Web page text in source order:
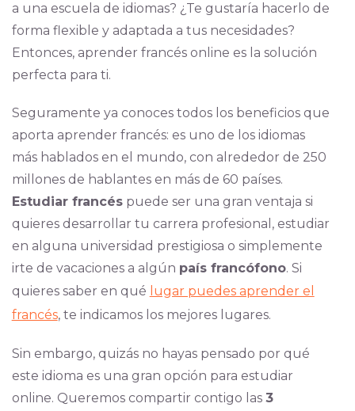
a una escuela de idiomas? ¿Te gustaría hacerlo de
forma flexible y adaptada a tus necesidades?
Entonces, aprender francés online es la solución
perfecta para ti.
Seguramente ya conoces todos los beneficios que
aporta aprender francés: es uno de los idiomas
más hablados en el mundo, con alrededor de 250
millones de hablantes en más de 60 países.
Estudiar francéspuede ser una gran ventaja si
quieres desarrollar tu carrera profesional, estudiar
en alguna universidad prestigiosa o simplemente
irte de vacaciones a algún país francófono. Si
quieres saber en qué lugar puedes aprender el
francés, te indicamos los mejores lugares.
Sin embargo, quizás no hayas pensado por qué
este idioma es una gran opción para estudiar
online. Queremos compartir contigo las 3